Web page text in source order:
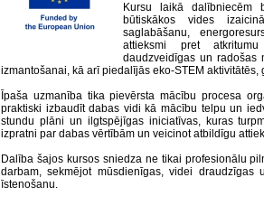
Kursu laikā dalībniecēm
būtiskākos vides
saglabāšanu,
attieksmi pret
daudzveidīgas un radošas
izmantošanai, kā arī piedalījās eko-STEM
Īpaša uzmanība tika pievērsta mācību procesa
praktiski izbaudīt dabas vidi kā mācību telpu un
stundu plāni un ilgtspējīgas iniciatīvas, kuras
izpratni par dabas vērtībām un veicinot atbildīgu
Dalība šajos kursos sniedza ne tikai profesionālu
darbam, sekmējot mūsdienīgas, videi
īstenošanu.